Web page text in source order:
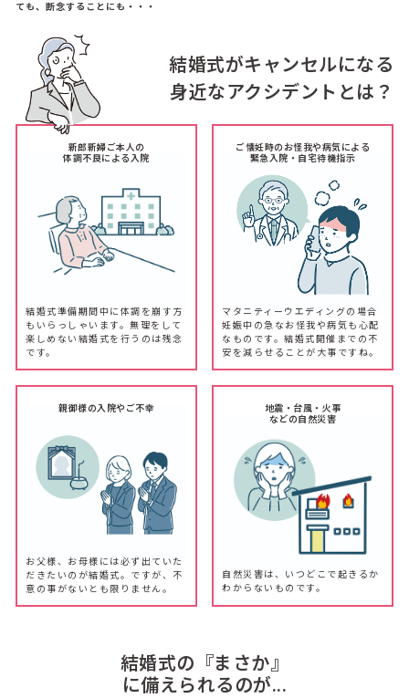
ても、断念することにも・・・
結婚式がキャンセルになる
身近なアクシデントとは？
新郎新婦ご本人の
体調不良による入院
結婚式準備期間中に体調を崩す方
もいらっしゃいます。無理をして
楽しめない結婚式を行うのは残念
です。
ご懐妊時のお怪我や病気による
緊急入院・自宅待機指示
マタニティーウエディングの場合
妊娠中の急なお怪我や病気も心配
なものです。結婚式開催までの不
安を減らせることが大事ですね。
親御様の入院やご不幸
お父様、お母様には必ず出ていた
だきたいのが結婚式。ですが、不
意の事がないとも限りません。
地震・台風・火事
などの自然災害
自然災害は、いつどこで起きるか
わからないものです。
結婚式の『まさか』
に備えられるのが...